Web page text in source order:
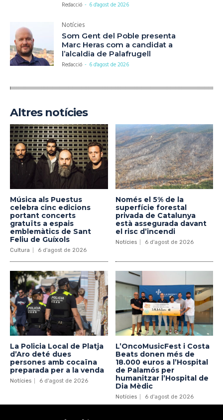
Redacció - 6 d'agost de 2026
Notícies
Som Gent del Poble presenta
Marc Heras com a candidat a
l’alcaldia de Palafrugell
Redacció - 6 d'agost de 2026
Altres notícies
Música als Puestus
celebra cinc edicions
portant concerts
gratuïts a espais
emblemàtics de Sant
Feliu de Guíxols
Cultura 6 d'agost de 2026
Només el 5% de la
superfície forestal
privada de Catalunya
està assegurada davant
el risc d’incendi
Notícies 6 d'agost de 2026
La Policia Local de Platja
d’Aro deté dues
persones amb cocaïna
preparada per a la venda
Notícies 6 d'agost de 2026
L’OncoMusicFest i Costa
Beats donen més de
18.000 euros a l’Hospital
de Palamós per
humanitzar l’Hospital de
Dia Mèdic
Notícies 6 d'agost de 2026